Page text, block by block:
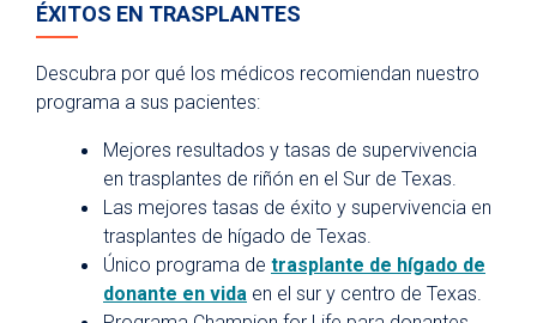
ÉXITOS EN TRASPLANTES
Descubra por qué los médicos recomiendan nuestro
programa a sus pacientes:
Mejores resultados y tasas de supervivencia
en trasplantes de riñón en el Sur de Texas.
Las mejores tasas de éxito y supervivencia en
trasplantes de hígado de Texas.
Único programa de trasplante de hígado de
donante en vida en el sur y centro de Texas.